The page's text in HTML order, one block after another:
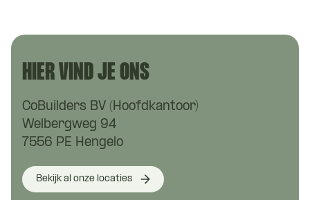
HIER VIND JE ONS
CoBuilders BV (Hoofdkantoor)
Welbergweg 94
7556 PE Hengelo
Bekijk al onze locaties